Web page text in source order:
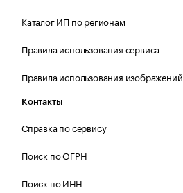
Каталог ИП по регионам
Правила использования сервиса
Правила использования изображений
Контакты
Справка по сервису
Поиск по ОГРН
Поиск по ИНН